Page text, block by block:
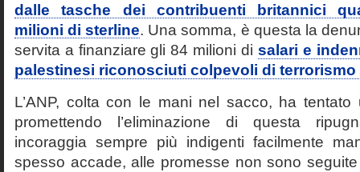
dalle tasche dei contribuenti britannici
milioni di sterline. Una somma, è questa la
servita a finanziare gli 84 milioni di salari e
palestinesi riconosciuti colpevoli di terrorismo
L’ANP, colta con le mani nel sacco, ha tentato
promettendo l’eliminazione di questa
incoraggia sempre più indigenti facilmente
spesso accade, alle promesse non sono